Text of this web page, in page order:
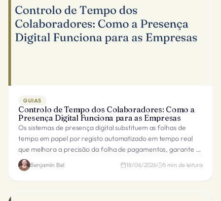
GUIAS
Controlo de Tempo dos Colaboradores: Como a
Presença Digital Funciona para as Empresas
Os sistemas de presença digital substituem as folhas de
tempo em papel por registo automatizado em tempo real
que melhora a precisão da folha de pagamentos, garante a
conformidade laboral e dá visibilidade aos gestores.
Benjamín Bel 18/06/2026 5 min de leitura